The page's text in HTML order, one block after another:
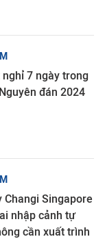
7 ngày trong
đán 2024
Changi Singapore
nhập cảnh tự
cần xuất trình